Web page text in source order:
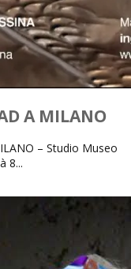
A MILANO
– Studio Museo
8...